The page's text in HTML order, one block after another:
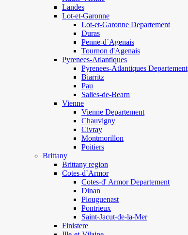
Landes
Lot-et-Garonne
Lot-et-Garonne Departement
Duras
Penne-d`Agenais
Tournon d'Agenais
Pyrenees-Atlantiques
Pyrenees-Atlantiques Departement
Biarritz
Pau
Salies-de-Bearn
Vienne
Vienne Departement
Chauvigny
Civray
Montmorillon
Poitiers
Brittany
Brittany region
Cotes-d`Armor
Cotes-d' Armor Departement
Dinan
Plouguenast
Pontrieux
Saint-Jacut-de-la-Mer
Finistere